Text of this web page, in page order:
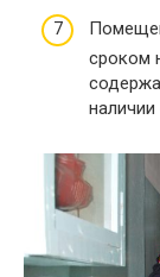
сроком